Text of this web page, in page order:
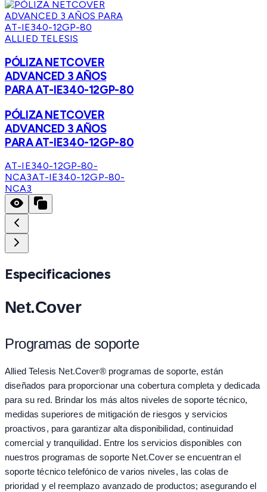
ALLIED TELESIS
PÓLIZA NETCOVER
ADVANCED 3 AÑOS
PARA AT-IE340-12GP-80
PÓLIZA NETCOVER
ADVANCED 3 AÑOS
PARA AT-IE340-12GP-80
AT-IE340-12GP-80-
NCA3AT-IE340-12GP-80-
NCA3
Especificaciones
Net.Cover
Programas de soporte
Allied Telesis Net.Cover® programas de soporte, están
diseñados para proporcionar una cobertura completa y dedicada
para su red. Brindar los más altos niveles de soporte técnico,
medidas superiores de mitigación de riesgos y servicios
proactivos, para garantizar alta disponibilidad, continuidad
comercial y tranquilidad. Entre los servicios disponibles con
nuestros programas de soporte Net.Cover se encuentran el
soporte técnico telefónico de varios niveles, las colas de
prioridad y el reemplazo avanzado de productos; asegurando el